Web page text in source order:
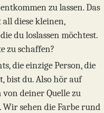
zu lassen. Das
all diese kleinen,
du loslassen möchtest.
zu schaffen?
die einzige Person, die
bist du. Also hör auf
deiner Quelle zu
sehen die Farbe rund